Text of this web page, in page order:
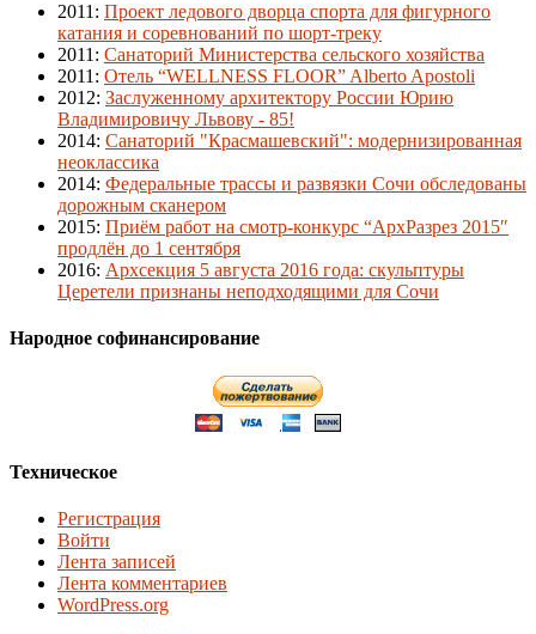
2011 : Проект ледового дворца спорта для фигурного
катания и соревнований по шорт-треку
2011 : Санаторий Министерства сельского хозяйства
2011 : Отель “WELLNESS FLOOR” Alberto Apostoli
2012: Заслуженному архитектору России Юрию
Владимировичу Львову - 85!
2014: Санаторий "Красмашевский": модернизированная
неоклассика
2014: Федеральные трассы и развязки Сочи обследованы
дорожным сканером
2015: Приём работ на смотр-конкурс “АрхРазрез 2015″
продлён до 1 сентября
2016: Архсекция 5 августа 2016 года: скульптуры
Церетели признаны неподходящими для Сочи
Народное софинансирование
Техническое
Регистрация
Войти
Лента записей
Лента комментариев
WordPress.org